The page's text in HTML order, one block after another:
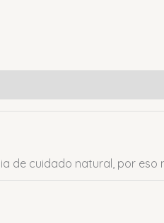
de cuidado natural, por